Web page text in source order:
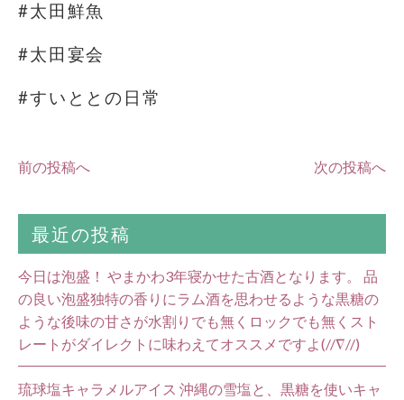
#太田鮮魚
#太田宴会
#すいととの日常
前の投稿へ 次の投稿へ
最近の投稿
今日は泡盛！ やまかわ3年寝かせた古酒となります。 品
の良い泡盛独特の香りにラム酒を思わせるような黒糖の
ような後味の甘さが水割りでも無くロックでも無くスト
レートがダイレクトに味わえてオススメですよ(//∇//)
琉球塩キャラメルアイス 沖縄の雪塩と、黒糖を使いキャ